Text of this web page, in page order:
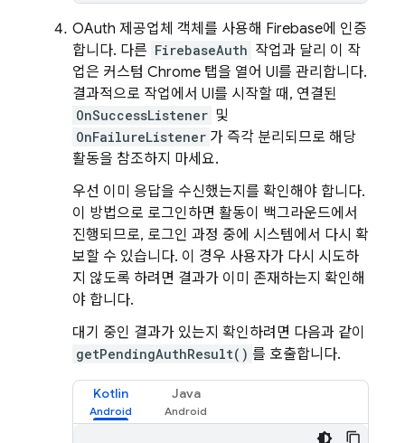
OAuth 제공업체 객체를 사용해 Firebase에 인증
합니다. 다른 FirebaseAuth 작업과 달리 이 작
업은 커스텀 Chrome 탭을 열어 UI를 관리합니다.
결과적으로 작업에서 UI를 시작할 때, 연결된
OnSuccessListener 및
OnFailureListener 가 즉각 분리되므로 해당
활동을 참조하지 마세요.
우선 이미 응답을 수신했는지를 확인해야 합니다.
이 방법으로 로그인하면 활동이 백그라운드에서
진행되므로, 로그인 과정 중에 시스템에서 다시 확
보할 수 있습니다. 이 경우 사용자가 다시 시도하
지 않도록 하려면 결과가 이미 존재하는지 확인해
야 합니다.
대기 중인 결과가 있는지 확인하려면 다음과 같이
getPendingAuthResult() 를 호출합니다.
Kotlin Java